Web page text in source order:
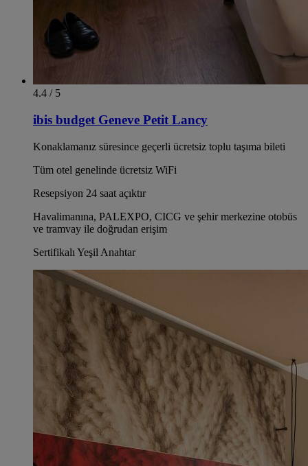
4.4 / 5
ibis budget Geneve Petit Lancy
Konaklamanız süresince geçerli ücretsiz toplu taşıma bileti
Tüm otel genelinde ücretsiz WiFi
Resepsiyon 24 saat açıktır
Havalimanına, PALEXPO, CICG ve şehir merkezine otobüs
ve tramvay ile doğrudan erişim
Sertifikalı Yeşil Anahtar